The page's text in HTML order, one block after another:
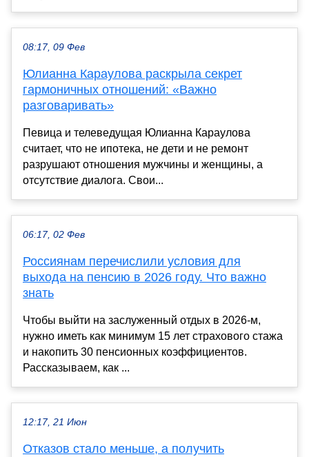
08:17, 09 Фев
Юлианна Караулова раскрыла секрет
гармоничных отношений: «Важно
разговаривать»
Певица и телеведущая Юлианна Караулова
считает, что не ипотека, не дети и не ремонт
разрушают отношения мужчины и женщины, а
отсутствие диалога. Свои...
06:17, 02 Фев
Россиянам перечислили условия для
выхода на пенсию в 2026 году. Что важно
знать
Чтобы выйти на заслуженный отдых в 2026-м,
нужно иметь как минимум 15 лет страхового стажа
и накопить 30 пенсионных коэффициентов.
Рассказываем, как ...
12:17, 21 Июн
Отказов стало меньше, а получить